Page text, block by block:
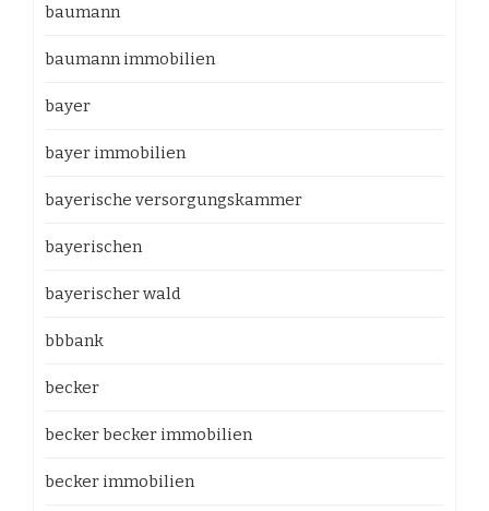
baumann
baumann immobilien
bayer
bayer immobilien
bayerische versorgungskammer
bayerischen
bayerischer wald
bbbank
becker
becker becker immobilien
becker immobilien